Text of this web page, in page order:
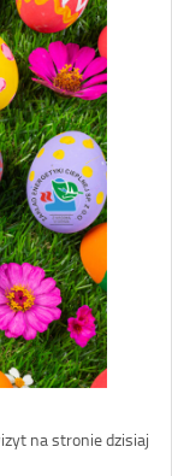
na stronie dzisiaj